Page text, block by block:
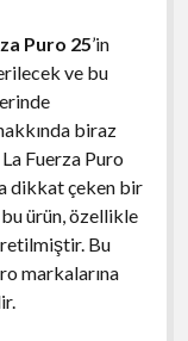
Puro 25’in
ve bu
biraz
Fuerza Puro
dikkat çeken bir
ürün, özellikle
Bu
markalarına